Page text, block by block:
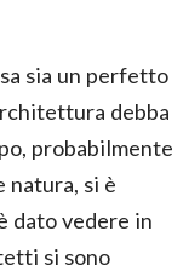
sia un perfetto
debba
probabilmente
natura, si è
dato vedere in
si sono